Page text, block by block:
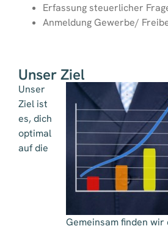
Erfassung steuerlicher
Anmeldung Gewerbe/
Unser Ziel
Gemeinsam finden wir
Unser
Ziel ist
es, dich
optimal
auf die